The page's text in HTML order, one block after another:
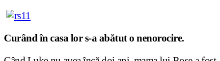
Curând în casa lor s-a abătut o nenorocire.